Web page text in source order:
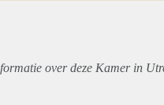
over deze Kamer in